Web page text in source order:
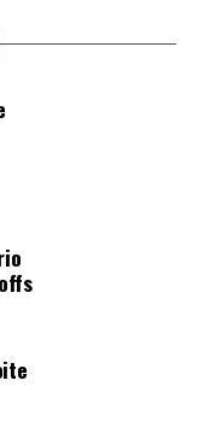
parte da
de calor,
em Roraima, onde
ao longo
campo,
norte do estado.
no Acre,
acumulados
a manutenção